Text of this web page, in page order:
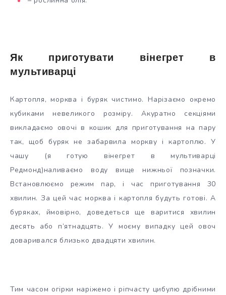
Як приготувати вінегрет в
мультиварці
Картопля, морква і буряк чистимо. Нарізаємо окремо
кубиками невеликого розміру. Акуратно секціями
викладаємо овочі в кошик для приготування на пару
так, щоб буряк не забарвила моркву і картоплю. У
чашу (я готую вінегрет в мультиварці
Редмонд)наливаємо воду вище нижньої позначки.
Встановлюємо режим пар, і час приготування 30
хвилин. За цей час морква і картопля будуть готові. А
буряках, ймовірно, доведеться ще варитися хвилин
десять або п’ятнадцять. У моєму випадку цей овоч
доваривался близько двадцяти хвилин.
Тим часом огірки наріжемо і ріпчасту цибулю дрібними